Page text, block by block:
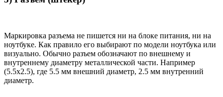
Маркировка разъема не пишется ни на блоке питания, ни на
ноутбуке. Как правило его выбирают по модели ноутбука или
визуально. Обычно разъем обозначают по внешнему и
внутреннему диаметру металлической части. Например
(5.5x2.5), где 5.5 мм внешний диаметр, 2.5 мм внутренний
диаметр.